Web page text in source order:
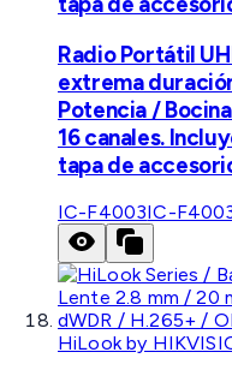
Radio Portátil
extrema
Potencia /
16 canales.
tapa de
IC-F4003IC-
HiLook by